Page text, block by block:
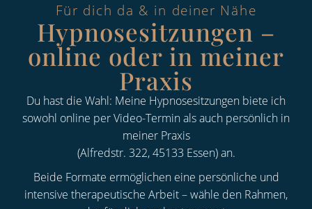
Für dich da & in deiner Nähe
Hypnosesitzungen –
online oder in meiner
Praxis
Du hast die Wahl: Meine Hypnosesitzungen biete ich
sowohl online per Video-Termin als auch persönlich in
meiner Praxis
(Alfredstr. 322, 45133 Essen) an.
Beide Formate ermöglichen eine persönliche und
intensive therapeutische Arbeit – wähle den Rahmen,